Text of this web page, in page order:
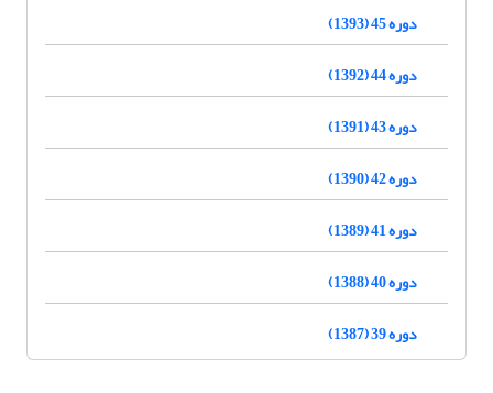
دوره 45 (1393)
دوره 44 (1392)
دوره 43 (1391)
دوره 42 (1390)
دوره 41 (1389)
دوره 40 (1388)
دوره 39 (1387)